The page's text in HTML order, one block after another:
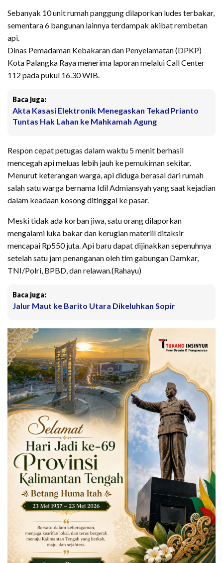
Sebanyak 10 unit rumah panggung dilaporkan ludes terbakar,
sementara 6 bangunan lainnya terdampak akibat rembetan
api.
​Dinas Pemadaman Kebakaran dan Penyelamatan (DPKP)
Kota Palangka Raya menerima laporan melalui Call Center
112 pada pukul 16.30 WIB.
Baca juga:
Akta Kasasi Elektronik Menegaskan Tekad Prianto
Tuntas Hak Lahan ke Mahkamah Agung
Respon cepat petugas dalam waktu 5 menit berhasil
mencegah api meluas lebih jauh ke pemukiman sekitar.
​Menurut keterangan warga, api diduga berasal dari rumah
salah satu warga bernama Idil Admiansyah yang saat kejadian
dalam keadaan kosong ditinggal ke pasar.
Meski tidak ada korban jiwa, satu orang dilaporkan
mengalami luka bakar dan kerugian materiil ditaksir
mencapai Rp550 juta. Api baru dapat dijinakkan sepenuhnya
setelah satu jam penanganan oleh tim gabungan Damkar,
TNI/Polri, BPBD, dan relawan.(Rahayu)
Baca juga:
Jalur Maut ke Barito Utara Dikeluhkan Sopir